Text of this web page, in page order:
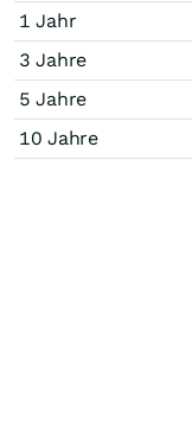
1 Jahr
3 Jahre
5 Jahre
10 Jahre